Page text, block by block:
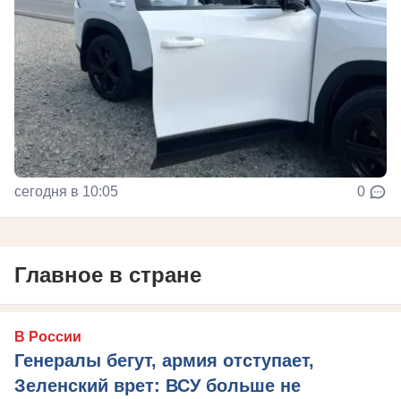
сегодня в 10:05 0
Главное в стране
В России
Генералы бегут, армия отступает,
Зеленский врет: ВСУ больше не